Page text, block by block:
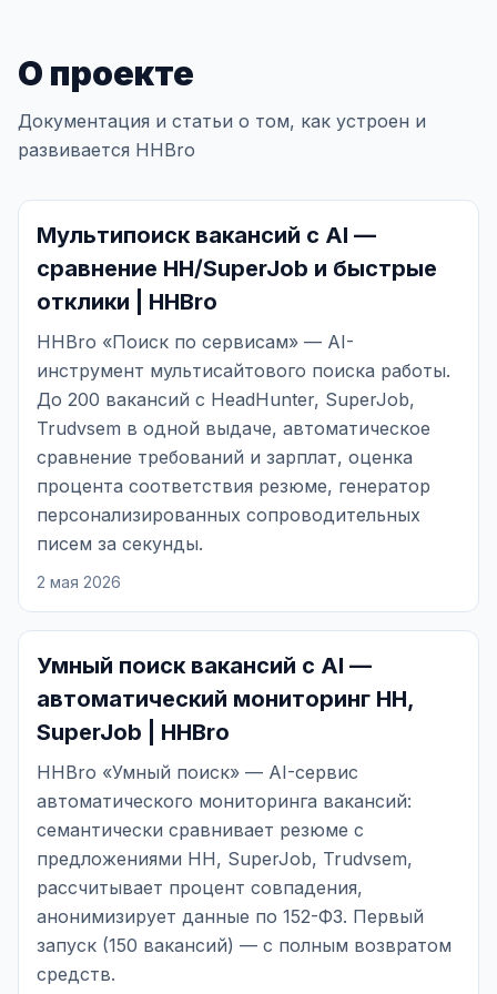
О проекте
Документация и статьи о том, как устроен и
развивается HHBro
Мультипоиск вакансий с AI —
сравнение HH/SuperJob и быстрые
отклики | HHBro
HHBro «Поиск по сервисам» — AI-
инструмент мультисайтового поиска работы.
До 200 вакансий с HeadHunter, SuperJob,
Trudvsem в одной выдаче, автоматическое
сравнение требований и зарплат, оценка
процента соответствия резюме, генератор
персонализированных сопроводительных
писем за секунды.
2 мая 2026
Умный поиск вакансий с AI —
автоматический мониторинг HH,
SuperJob | HHBro
HHBro «Умный поиск» — AI-сервис
автоматического мониторинга вакансий:
семантически сравнивает резюме с
предложениями HH, SuperJob, Trudvsem,
рассчитывает процент совпадения,
анонимизирует данные по 152-ФЗ. Первый
запуск (150 вакансий) — с полным возвратом
средств.